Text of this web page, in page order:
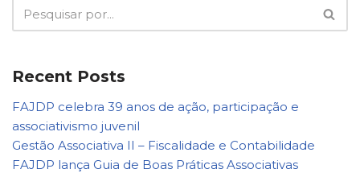
Recent Posts
FAJDP celebra 39 anos de ação, participação e
associativismo juvenil
Gestão Associativa II – Fiscalidade e Contabilidade
FAJDP lança Guia de Boas Práticas Associativas